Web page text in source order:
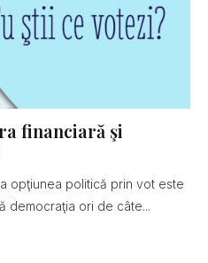
financiară şi
opţiunea politică prin vot este
democraţia ori de câte...